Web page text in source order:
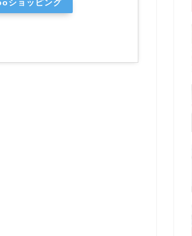
ショッピング